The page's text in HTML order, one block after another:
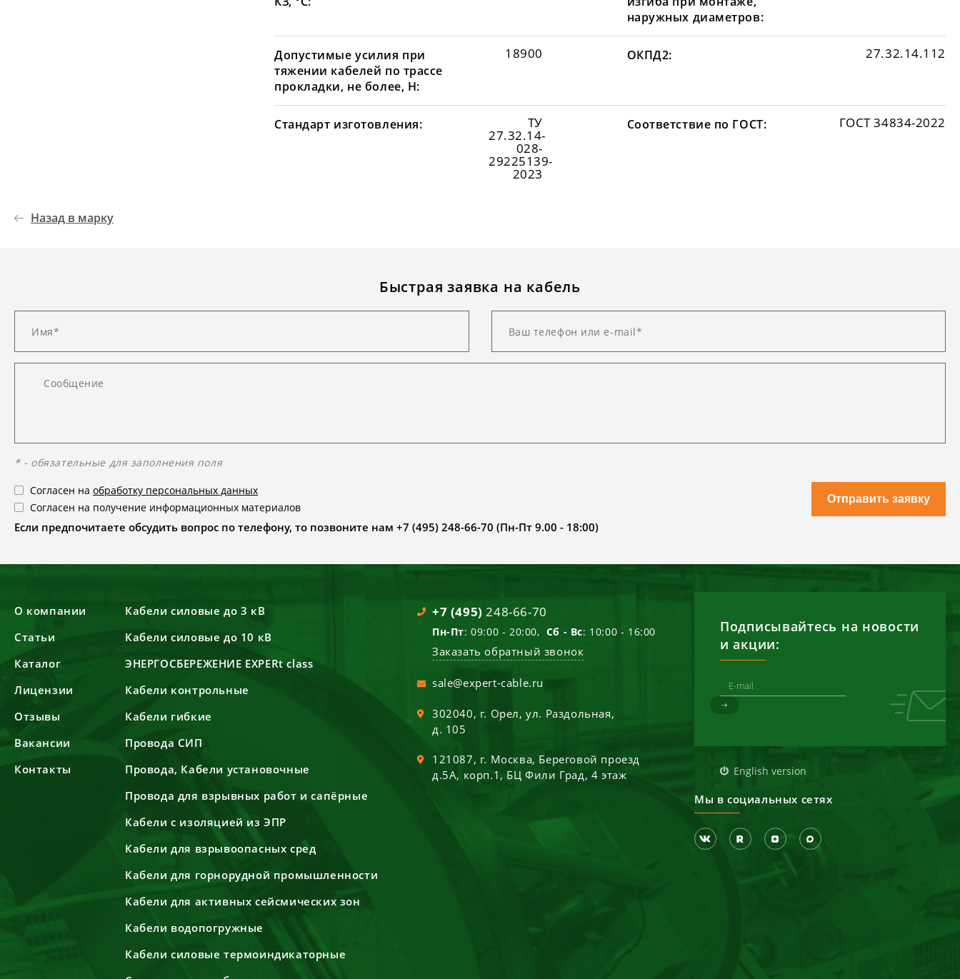
наружных диаметров:
Допустимые усилия при
тяжении кабелей по трассе
прокладки, не более, Н:
18900 ОКПД2: 27.32.14.112
Стандарт изготовления: ТУ
27.32.14-
028-
29225139-
2023
Соответствие по ГОСТ: ГОСТ 34834-2022
Назад в марку
Быстрая заявка на кабель
* - обязательные для заполнения поля
Согласен на обработку персональных данных
Согласен на получение информационных материалов
Если предпочитаете обсудить вопрос по телефону, то позвоните нам +7 (495) 248-66-70 (Пн-Пт 9.00 - 18:00)
Отправить заявку
О компании
Статьи
Каталог
Лицензии
Отзывы
Вакансии
Контакты
Кабели силовые до 3 кВ
Кабели силовые до 10 кВ
ЭНЕРГОСБЕРЕЖЕНИЕ EXPERt class
Кабели контрольные
Кабели гибкие
Провода СИП
Провода, Кабели установочные
Провода для взрывных работ и сапёрные
Кабели с изоляцией из ЭПР
Кабели для взрывоопасных сред
Кабели для горнорудной промышленности
Кабели для активных сейсмических зон
Кабели водопогружные
Кабели силовые термоиндикаторные
+7 (495) 248-66-70
Пн-Пт: 09:00 - 20:00, Сб - Вс: 10:00 - 16:00
Заказать обратный звонок
sale@expert-cable.ru
302040, г. Орел,ул. Раздольная,
д. 105
121087, г. Москва, Береговой проезд
д.5А, корп.1, БЦ Фили Град, 4 этаж
Подписывайтесь на новости
и акции:
English version
Мы в социальных сетях